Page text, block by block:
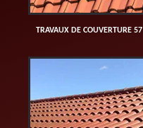
TRAVAUX DE COUVERTURE 57